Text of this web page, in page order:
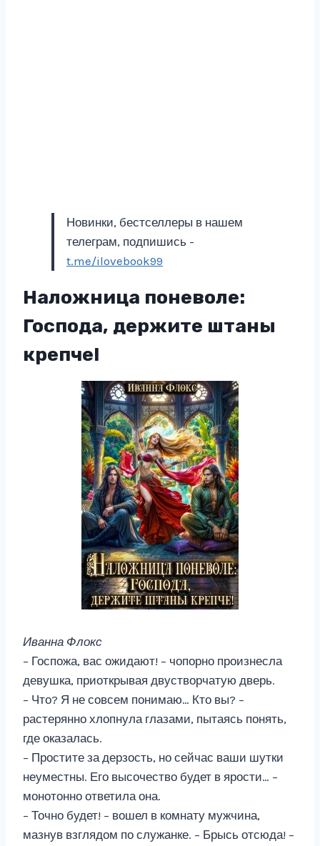
Новинки, бестселлеры в нашем
телеграм, подпишись -
t.me/ilovebook99
Наложница поневоле:
Господа, держите штаны
крепче!
Иванна Флокс
– Госпожа, вас ожидают! – чопорно произнесла
девушка, приоткрывая двустворчатую дверь.
– Что? Я не совсем понимаю… Кто вы? –
растерянно хлопнула глазами, пытаясь понять,
где оказалась.
– Простите за дерзость, но сейчас ваши шутки
неуместны. Его высочество будет в ярости… –
монотонно ответила она.
– Точно будет! – вошел в комнату мужчина,
мазнув взглядом по служанке. – Брысь отсюда! –